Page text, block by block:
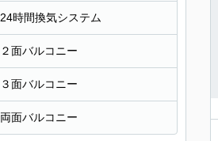
24時間換気システム
２面バルコニー
３面バルコニー
両面バルコニー